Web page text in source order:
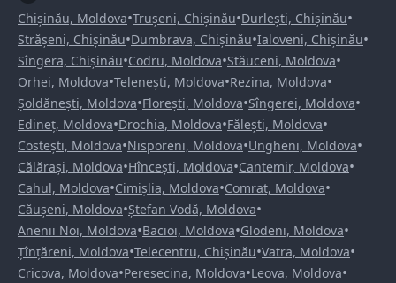
Chișinău, Moldova•Trușeni, Chișinău•Durlești, Chișinău•
Strășeni, Chișinău•Dumbrava, Chișinău•Ialoveni, Chișinău•
Sîngera, Chișinău•Codru, Moldova•Stăuceni, Moldova•
Orhei, Moldova•Telenești, Moldova•Rezina, Moldova•
Șoldănești, Moldova•Florești, Moldova•Sîngerei, Moldova•
Edineț, Moldova•Drochia, Moldova•Fălești, Moldova•
Costești, Moldova•Nisporeni, Moldova•Ungheni, Moldova•
Călărași, Moldova•Hîncești, Moldova•Cantemir, Moldova•
Cahul, Moldova•Cimișlia, Moldova•Comrat, Moldova•
Căușeni, Moldova•Ștefan Vodă, Moldova•
Anenii Noi, Moldova•Bacioi, Moldova•Glodeni, Moldova•
Țînțăreni, Moldova•Telecentru, Chișinău•Vatra, Moldova•
Cricova, Moldova•Peresecina, Moldova•Leova, Moldova•